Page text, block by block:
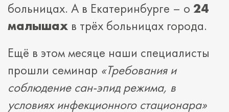
больницах. А в Екатеринбурге – о 24
малышахв трёх больницах города.
Ещё в этом месяце наши специалисты
прошли семинар «Требования и
соблюдение сан-эпид режима, в
условиях инфекционного стационара»